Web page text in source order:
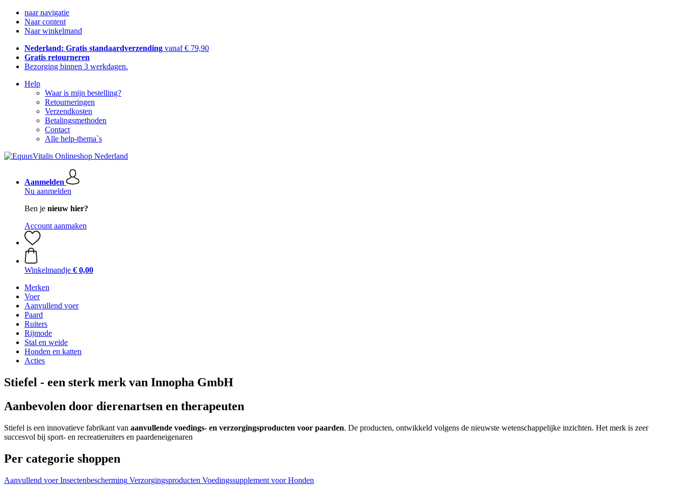
naar navigatie
Naar content
Naar winkelmand
Nederland: Gratis standaardverzending vanaf € 79,90
Gratis retourneren
Bezorging binnen 3 werkdagen.
Help
Waar is mijn bestelling?
Retourneringen
Verzendkosten
Betalingsmethoden
Contact
Alle help-thema`s
Aanmelden
Nu aanmelden
Ben je nieuw hier?
Account aanmaken
Winkelmandje € 0,00
Merken
Voer
Aanvullend voer
Paard
Ruiters
Rijmode
Stal en weide
Honden en katten
Acties
Stiefel - een sterk merk van Innopha GmbH
Aanbevolen door dierenartsen en therapeuten
Stiefel is een innovatieve fabrikant van aanvullende voedings- en verzorgingsproducten voor paarden. De producten, ontwikkeld volgens de nieuwste wetenschappelijke inzichten. Het merk is zeer
succesvol bij sport- en recreatieruiters en paardeneigenaren
Per categorie shoppen
Aanvullend voer Insectenbescherming Verzorgingsproducten Voedingssupplement voor Honden